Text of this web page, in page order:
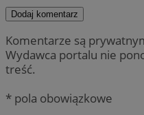
Dodaj komentarz
Komentarze są
Wydawca portalu nie
treść.
* pola obowiązkowe